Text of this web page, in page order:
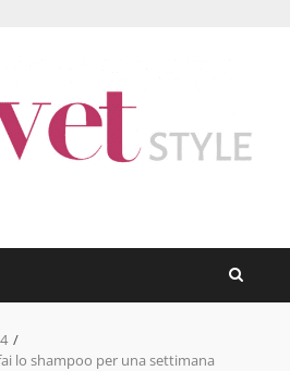
lo shampoo per una settimana